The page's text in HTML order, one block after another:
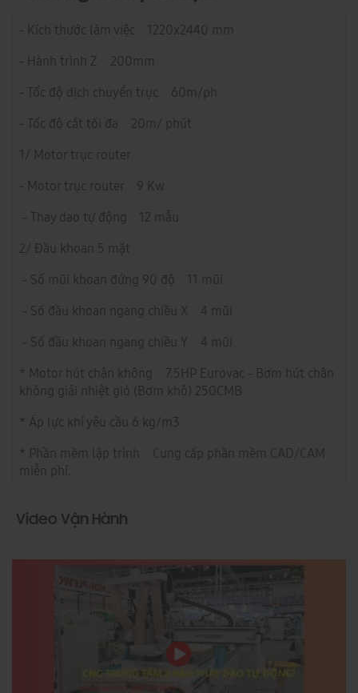
- Kích thước làm việc 1220x2440 mm
- Hành trình Z 200mm
- Tốc độ dịch chuyển trục 60m/ph
- Tốc độ cắt tối đa 20m/ phút
1/ Motor trục router
- Motor trục router 9 Kw
- Thay dao tự động 12 mẫu
2/ Đầu khoan 5 mặt
- Số mũi khoan đứng 90 độ 11 mũi
- Số đầu khoan ngang chiều X 4 mũi
- Số đầu khoan ngang chiều Y 4 mũi
* Motor hút chân không 7.5HP Eurovac - Bơm hút chân
không giải nhiệt gió (Bơm khô) 250CMB
* Áp lực khí yêu cầu 6 kg/m3
* Phần mềm lập trình Cung cấp phần mềm CAD/CAM
miễn phí.
Video Vận Hành